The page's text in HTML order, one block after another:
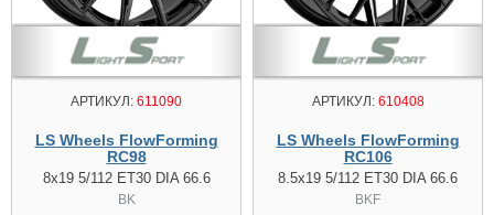
АРТИКУЛ: 611090
LS Wheels FlowForming
RC98
8x19 5/112 ET30 DIA 66.6
BK
АРТИКУЛ:610408
LS Wheels FlowForming
RC106
8.5x19 5/112 ET30 DIA 66.6
BKF